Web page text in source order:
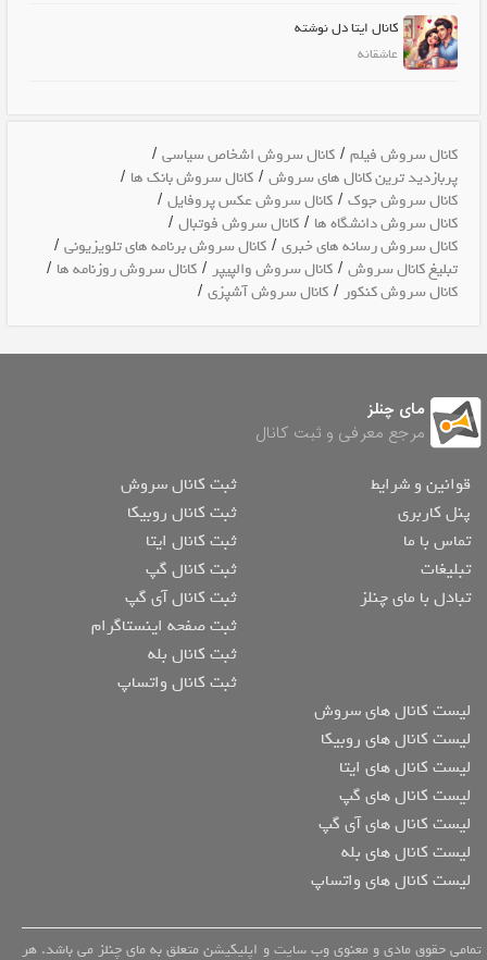
کانال ایتا دل نوشته
عاشقانه
کانال سروش فیلم /کانال سروش اشخاص سیاسی /
پربازدید ترین کانال های سروش /کانال سروش بانک ها /
کانال سروش جوک /کانال سروش عکس پروفایل /
کانال سروش دانشگاه ها /کانال سروش فوتبال /
کانال سروش رسانه های خبری /کانال سروش برنامه های تلویزیونی /
تبلیغ کانال سروش /کانال سروش والپیپر /کانال سروش روزنامه ها /
کانال سروش کنکور /کانال سروش آشپزی /
مای چنلز
مرجع معرفی و ثبت کانال
قوانین و شرایط
پنل کاربری
تماس با ما
تبلیغات
تبادل با مای چنلز
ثبت کانال سروش
ثبت کانال روبیکا
ثبت کانال ایتا
ثبت کانال گپ
ثبت کانال آی گپ
ثبت صفحه اینستاگرام
ثبت کانال بله
ثبت کانال واتساپ
لیست کانال های سروش
لیست کانال های روبیکا
لیست کانال های ایتا
لیست کانال های گپ
لیست کانال های آی گپ
لیست کانال های بله
لیست کانال های واتساپ
تمامی حقوق مادی و معنوی وب سایت و اپلیکیشن متعلق به مای چنلز می باشد. هر